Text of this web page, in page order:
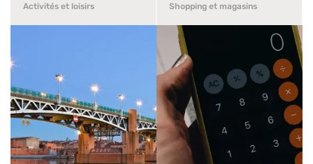
Activités et loisirs Shopping et magasins